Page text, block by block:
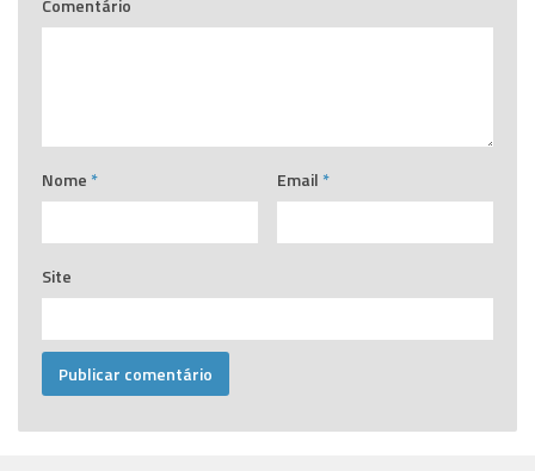
Comentário
Nome * Email *
Site